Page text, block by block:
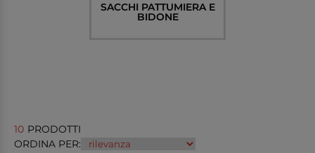
SACCHI PATTUMIERA E
BIDONE
10 PRODOTTI
ORDINA PER: